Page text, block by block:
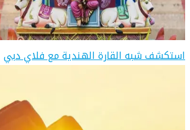
استكشف شبه القارة الهندية مع فلاي دبي